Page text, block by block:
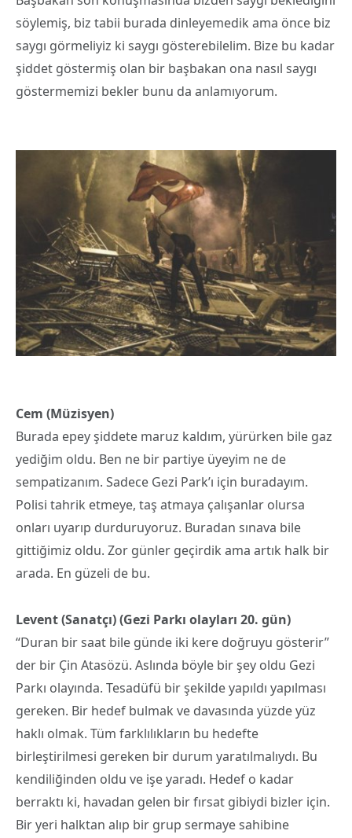
söylemiş, biz tabii burada dinleyemedik ama önce biz
saygı görmeliyiz ki saygı gösterebilelim. Bize bu kadar
şiddet göstermiş olan bir başbakan ona nasıl saygı
göstermemizi bekler bunu da anlamıyorum.
Cem (Müzisyen)
Burada epey şiddete maruz kaldım, yürürken bile gaz
yediğim oldu. Ben ne bir partiye üyeyim ne de
sempatizanım. Sadece Gezi Park’ı için buradayım.
Polisi tahrik etmeye, taş atmaya çalışanlar olursa
onları uyarıp durduruyoruz. Buradan sınava bile
gittiğimiz oldu. Zor günler geçirdik ama artık halk bir
arada. En güzeli de bu.
Levent (Sanatçı) (Gezi Parkı olayları 20. gün)
“Duran bir saat bile günde iki kere doğruyu gösterir”
der bir Çin Atasözü. Aslında böyle bir şey oldu Gezi
Parkı olayında. Tesadüfü bir şekilde yapıldı yapılması
gereken. Bir hedef bulmak ve davasında yüzde yüz
haklı olmak. Tüm farklılıkların bu hedefte
birleştirilmesi gereken bir durum yaratılmalıydı. Bu
kendiliğinden oldu ve işe yaradı. Hedef o kadar
berraktı ki, havadan gelen bir fırsat gibiydi bizler için.
Bir yeri halktan alıp bir grup sermaye sahibine